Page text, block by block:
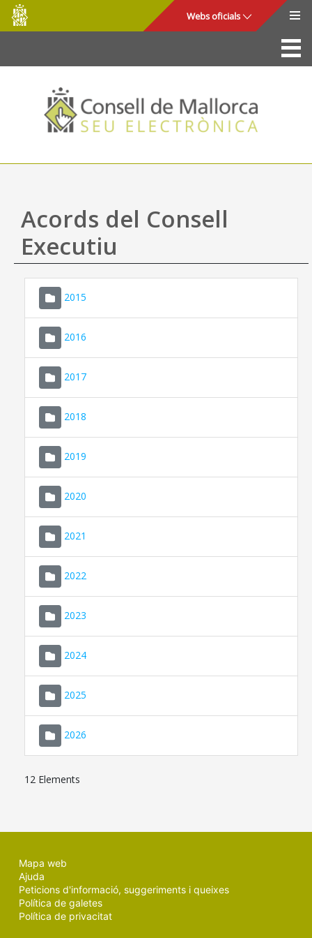
Salta al contingut principal
Consell
de
Mallorca
Webs oficials
La Seu
Consell de Mallorca
Accés i seguretat
Utilitats
Ajuda
Acords del Consell
Executiu
2015
2016
2017
2018
2019
2020
2021
2022
2023
2024
2025
2026
12 Elements
Mapa web
Ajuda
Peticions d'informació, suggeriments i queixes
Política de galetes
Política de privacitat